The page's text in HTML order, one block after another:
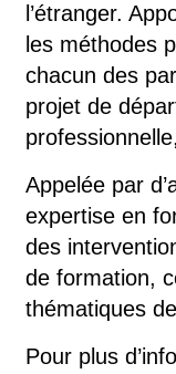
l’étranger.
les méthodes
chacun des
projet de
Appelée par
expertise en
des
de formation,
thématiques
Pour plus